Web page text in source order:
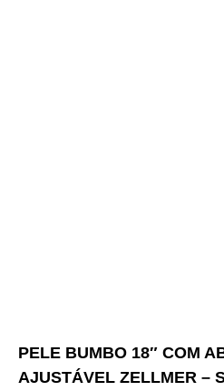
PELE BUMBO 18″ COM
AJUSTÁVEL ZELLMER –